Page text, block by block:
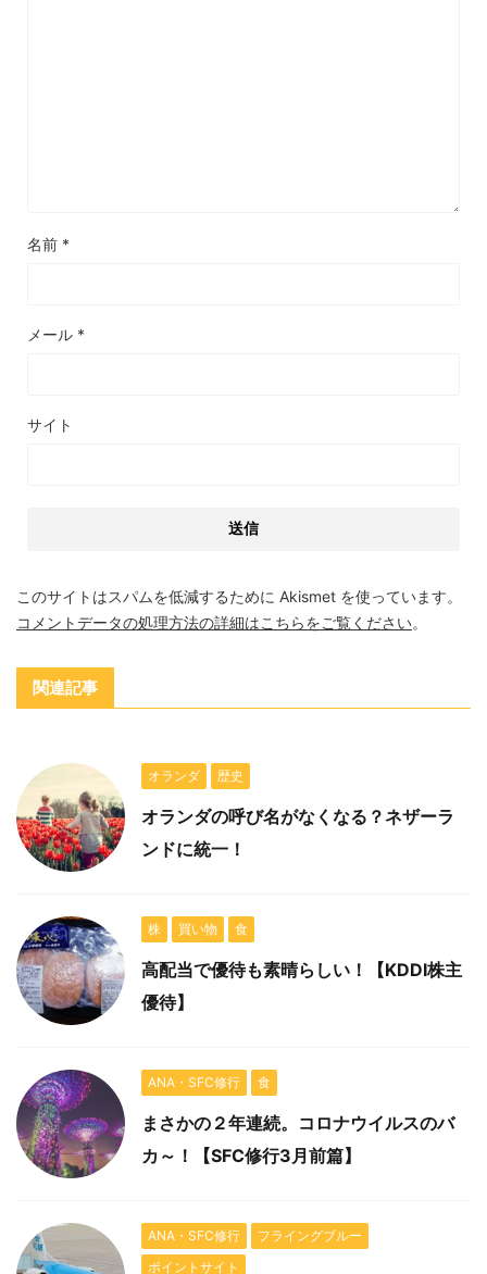
名前 *
メール *
サイト
このサイトはスパムを低減するために Akismet を使っています。
コメントデータの処理方法の詳細はこちらをご覧ください。
関連記事
オランダ 歴史
オランダの呼び名がなくなる？ネザーラ
ンドに統一！
株 買い物 食
高配当で優待も素晴らしい！【KDDI株主
優待】
ANA・SFC修行 食
まさかの２年連続。コロナウイルスのバ
カ～！【SFC修行3月前篇】
ANA・SFC修行
フライングブルー
ポイントサイト